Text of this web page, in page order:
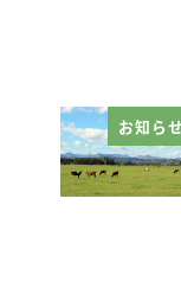
お知らせ